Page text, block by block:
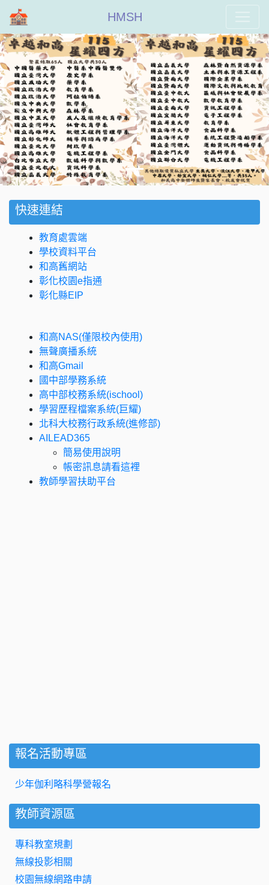
HMSH
Previous Next
快速連結
教育處雲端
學校資料平台
和高舊網站
彰化校園e指通
彰化縣EIP
和高NAS(僅限校內使用)
無聲廣播系統
和高Gmail
國中部學務系統
高中部校務系統(ischool)
學習歷程檔案系統(巨耀)
北科大校務行政系統(進修部)
AILEAD365
簡易使用說明
帳密訊息請看這裡
教師學習扶助平台
報名活動專區
少年伽利略科學營報名
教師資源區
專科教室規劃
無線投影相關
校園無線網路申請